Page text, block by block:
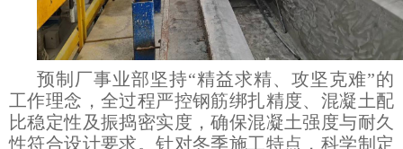
预制厂事业部坚持“精益求精、攻坚克难”的
工作理念，全过程严控钢筋绑扎精度、混凝土配
比稳定性及振捣密实度，确保混凝土强度与耐久
性符合设计要求。针对冬季施工特点，科学制定